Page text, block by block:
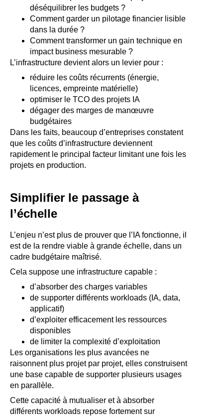
déséquilibrer les budgets ?
Comment garder un pilotage financier lisible
dans la durée ?
Comment transformer un gain technique en
impact business mesurable ?
L’infrastructure devient alors un levier pour :
réduire les coûts récurrents (énergie,
licences, empreinte matérielle)
optimiser le TCO des projets IA
dégager des marges de manœuvre
budgétaires
Dans les faits, beaucoup d’entreprises constatent
que les coûts d’infrastructure deviennent
rapidement le principal facteur limitant une fois les
projets en production.
Simplifier le passage à
l’échelle
L’enjeu n’est plus de prouver que l’IA fonctionne, il
est de la rendre viable à grande échelle, dans un
cadre budgétaire maîtrisé.
Cela suppose une infrastructure capable :
d’absorber des charges variables
de supporter différents workloads (IA, data,
applicatif)
d’exploiter efficacement les ressources
disponibles
de limiter la complexité d’exploitation
Les organisations les plus avancées ne
raisonnent plus projet par projet, elles construisent
une base capable de supporter plusieurs usages
en parallèle.
Cette capacité à mutualiser et à absorber
différents workloads repose fortement sur